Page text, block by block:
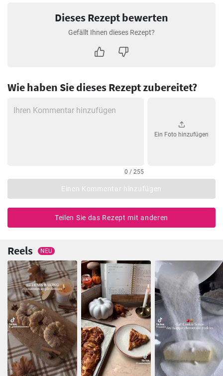
Dieses Rezept bewerten
Gefällt Ihnen dieses Rezept?
Wie haben Sie dieses Rezept zubereitet?
0 / 255
Ein Foto hinzufügen
Einen Kommentar hinzufügen
Teilen Sie das Rezept mit anderen
Reels NEU